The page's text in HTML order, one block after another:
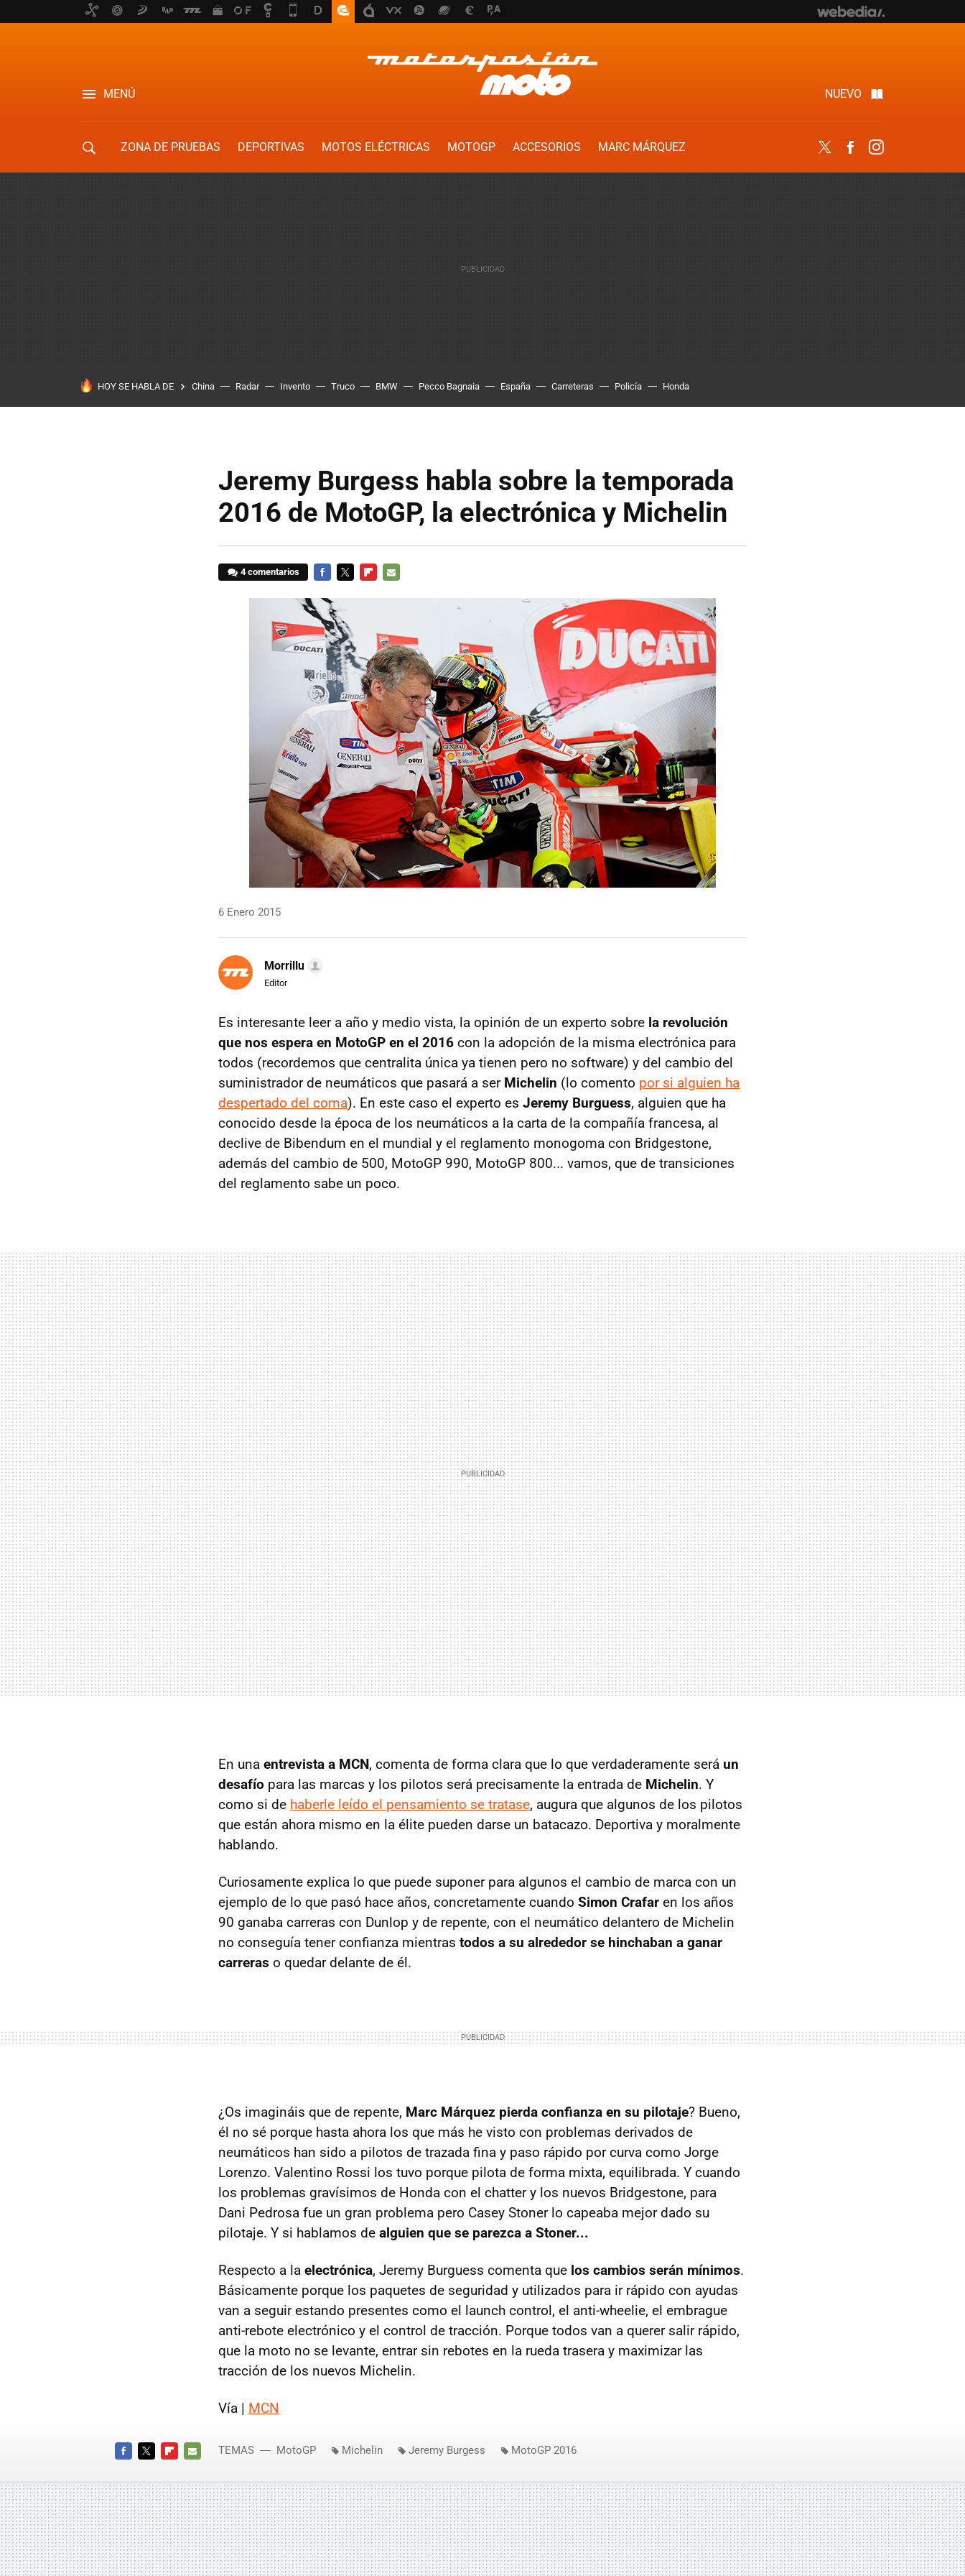
MENÚ NUEVO
ZONA DE PRUEBAS DEPORTIVAS MOTOS ELÉCTRICAS MOTOGP ACCESORIOS
MARC MÁRQUEZ
Twitter Facebook
HOY SE HABLA DE China Radar Invento Truco BMW Pecco Bagnaia España Carreteras Policía Honda
Jeremy Burgess habla sobre la temporada
2016 de MotoGP, la electrónica y Michelin
4 comentarios
6 Enero 2015
Morrillu
Editor
Es interesante leer a año y medio vista, la opinión de un experto sobre la revolución
que nos espera en MotoGP en el 2016 con la adopción de la misma electrónica para
todos (recordemos que centralita única ya tienen pero no software) y del cambio del
suministrador de neumáticos que pasará a ser Michelin (lo comento por si alguien ha
despertado del coma). En este caso el experto es Jeremy Burguess, alguien que ha
conocido desde la época de los neumáticos a la carta de la compañía francesa, al
declive de Bibendum en el mundial y el reglamento monogoma con Bridgestone,
además del cambio de 500, MotoGP 990, MotoGP 800... vamos, que de transiciones
del reglamento sabe un poco.
En una entrevista a MCN, comenta de forma clara que lo que verdaderamente será un
desafío para las marcas y los pilotos será precisamente la entrada de Michelin. Y
como si de haberle leído el pensamiento se tratase, augura que algunos de los pilotos
que están ahora mismo en la élite pueden darse un batacazo. Deportiva y moralmente
hablando.
Curiosamente explica lo que puede suponer para algunos el cambio de marca con un
ejemplo de lo que pasó hace años, concretamente cuando Simon Crafar en los años
90 ganaba carreras con Dunlop y de repente, con el neumático delantero de Michelin
no conseguía tener confianza mientras todos a su alrededor se hinchaban a ganar
carreras o quedar delante de él.
¿Os imagináis que de repente, Marc Márquez pierda confianza en su pilotaje? Bueno,
él no sé porque hasta ahora los que más he visto con problemas derivados de
neumáticos han sido a pilotos de trazada fina y paso rápido por curva como Jorge
Lorenzo. Valentino Rossi los tuvo porque pilota de forma mixta, equilibrada. Y cuando
los problemas gravísimos de Honda con el chatter y los nuevos Bridgestone, para
Dani Pedrosa fue un gran problema pero Casey Stoner lo capeaba mejor dado su
pilotaje. Y si hablamos de alguien que se parezca a Stoner...
Respecto a la electrónica, Jeremy Burguess comenta que los cambios serán mínimos.
Básicamente porque los paquetes de seguridad y utilizados para ir rápido con ayudas
van a seguir estando presentes como el launch control, el anti-wheelie, el embrague
anti-rebote electrónico y el control de tracción. Porque todos van a querer salir rápido,
que la moto no se levante, entrar sin rebotes en la rueda trasera y maximizar las
tracción de los nuevos Michelin.
Vía | MCN
MAIL
TEMAS MotoGP Michelin Jeremy Burgess MotoGP 2016